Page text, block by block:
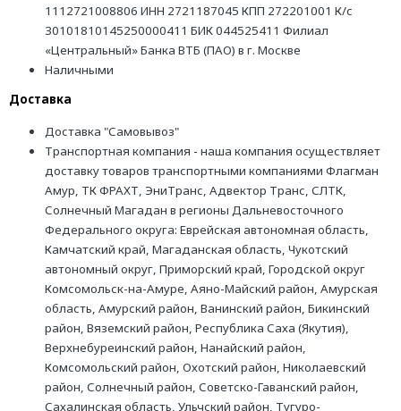
1112721008806 ИНН 2721187045 КПП 272201001 К/с
30101810145250000411 БИК 044525411 Филиал
«Центральный» Банка ВТБ (ПАО) в г. Москве
Наличными
Доставка
Доставка "Самовывоз"
Транспортная компания - наша компания осуществляет
доставку товаров транспортными компаниями Флагман
Амур, ТК ФРАХТ, ЭниТранс, Адвектор Транс, СЛТК,
Солнечный Магадан в регионы Дальневосточного
Федерального округа: Еврейская автономная область,
Камчатский край, Магаданская область, Чукотский
автономный округ, Приморский край, Городской округ
Комсомольск-на-Амуре, Аяно-Майский район, Амурская
область, Амурский район, Ванинский район, Бикинский
район, Вяземский район, Республика Саха (Якутия),
Верхнебуреинский район, Нанайский район,
Комсомольский район, Охотский район, Николаевский
район, Солнечный район, Советско-Гаванский район,
Сахалинская область, Ульчский район, Тугуро-